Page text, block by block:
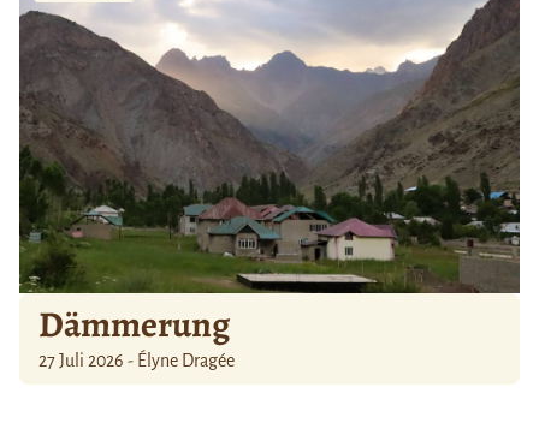
Dämmerung
27 Juli 2026 - Élyne Dragée